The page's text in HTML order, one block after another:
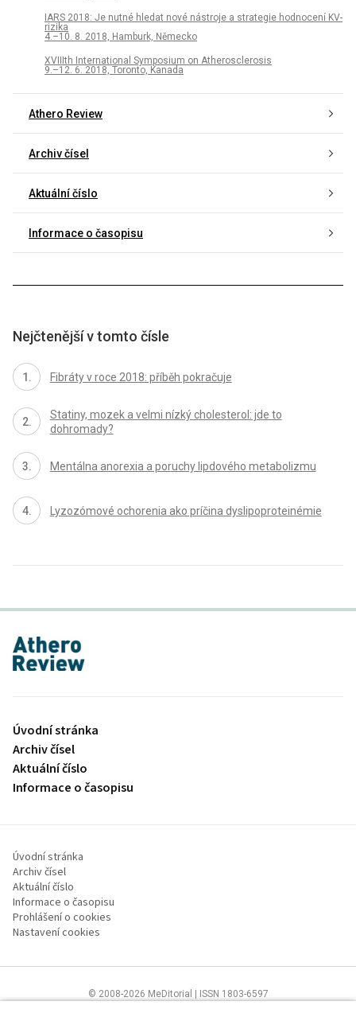
IARS 2018: Je nutné hledat nové nástroje a strategie hodnocení KV-
rizika
4.–10. 8. 2018, Hamburk, Německo
XVIIIth International Symposium on Atherosclerosis
9.–12. 6. 2018, Toronto, Kanada
Athero Review
Archiv čísel
Aktuální číslo
Informace o časopisu
Nejčtenější v tomto čísle
Fibráty v roce 2018: příběh pokračuje
Statiny, mozek a velmi nízký cholesterol: jde to
dohromady?
Mentálna anorexia a poruchy lipdového metabolizmu
Lyzozómové ochorenia ako príčina dyslipoprotein­émie
proLékaře.cz
Úvodní stránka
Archiv čísel
Aktuální číslo
Informace o časopisu
Úvodní stránka
Archiv čísel
Aktuální číslo
Informace o časopisu
Prohlášení o cookies
Nastavení cookies
© 2008-2026 MeDitorial | ISSN 1803-6597